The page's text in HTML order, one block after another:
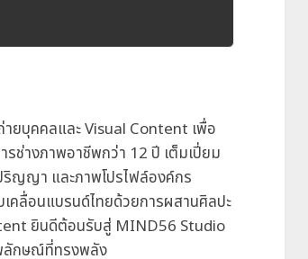
ยบุคคลและ Visual Content เพื่อ
ช่างภาพอาชีพกว่า 12 ปี เต็มเปี่ยม
ญญา และภาพโปรไฟล์องค์กร
คลื่อนแบรนด์ไทยด้วยการผสานศิลปะ
ยินดีต้อนรับสู่ MIND56 Studio
ลักษณ์ที่ทรงพลัง